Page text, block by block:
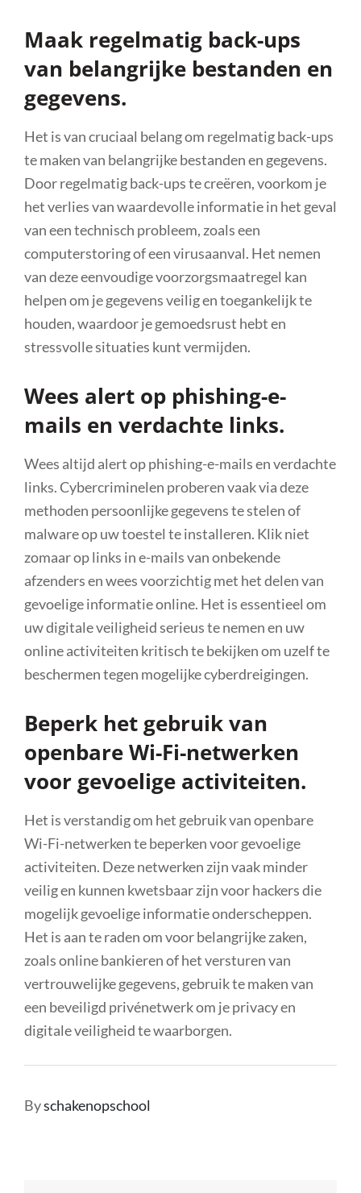
Maak regelmatig back-ups
van belangrijke bestanden en
gegevens.
Het is van cruciaal belang om regelmatig back-ups
te maken van belangrijke bestanden en gegevens.
Door regelmatig back-ups te creëren, voorkom je
het verlies van waardevolle informatie in het geval
van een technisch probleem, zoals een
computerstoring of een virusaanval. Het nemen
van deze eenvoudige voorzorgsmaatregel kan
helpen om je gegevens veilig en toegankelijk te
houden, waardoor je gemoedsrust hebt en
stressvolle situaties kunt vermijden.
Wees alert op phishing-e-
mails en verdachte links.
Wees altijd alert op phishing-e-mails en verdachte
links. Cybercriminelen proberen vaak via deze
methoden persoonlijke gegevens te stelen of
malware op uw toestel te installeren. Klik niet
zomaar op links in e-mails van onbekende
afzenders en wees voorzichtig met het delen van
gevoelige informatie online. Het is essentieel om
uw digitale veiligheid serieus te nemen en uw
online activiteiten kritisch te bekijken om uzelf te
beschermen tegen mogelijke cyberdreigingen.
Beperk het gebruik van
openbare Wi-Fi-netwerken
voor gevoelige activiteiten.
Het is verstandig om het gebruik van openbare
Wi-Fi-netwerken te beperken voor gevoelige
activiteiten. Deze netwerken zijn vaak minder
veilig en kunnen kwetsbaar zijn voor hackers die
mogelijk gevoelige informatie onderscheppen.
Het is aan te raden om voor belangrijke zaken,
zoals online bankieren of het versturen van
vertrouwelijke gegevens, gebruik te maken van
een beveiligd privénetwerk om je privacy en
digitale veiligheid te waarborgen.
Byschakenopschool